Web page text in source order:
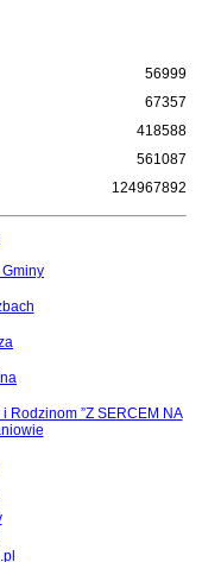
56999
67357
418588
561087
124967892